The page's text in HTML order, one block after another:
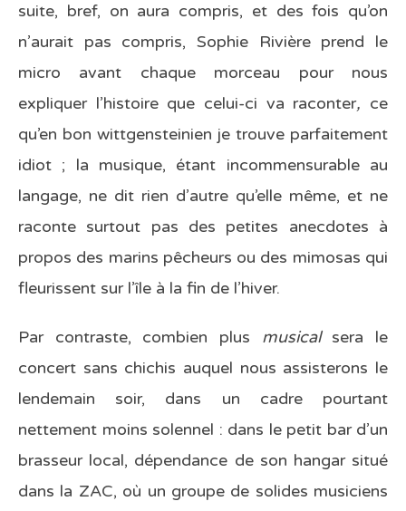
suite, bref, on aura compris, et des fois qu’on
n’aurait pas compris, Sophie Rivière prend le
micro avant chaque morceau pour nous
expliquer l’histoire que celui-ci va raconter, ce
qu’en bon wittgensteinien je trouve parfaitement
idiot ; la musique, étant incommensurable au
langage, ne dit rien d’autre qu’elle même, et ne
raconte surtout pas des petites anecdotes à
propos des marins pêcheurs ou des mimosas qui
fleurissent sur l’île à la fin de l’hiver.
Par contraste, combien plus musicalsera le
concert sans chichis auquel nous assisterons le
lendemain soir, dans un cadre pourtant
nettement moins solennel : dans le petit bar d’un
brasseur local, dépendance de son hangar situé
dans la ZAC, où un groupe de solides musiciens